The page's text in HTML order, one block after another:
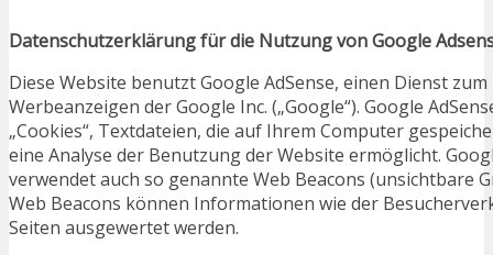
Datenschutzerklärung für die Nutzung von Google
Diese Website benutzt Google AdSense, einen Dienst
Werbeanzeigen der Google Inc. („Google“). Google
„Cookies“, Textdateien, die auf Ihrem Computer
eine Analyse der Benutzung der Website ermöglicht.
verwendet auch so genannte Web Beacons (unsichtbare
Web Beacons können Informationen wie der
Seiten ausgewertet werden.